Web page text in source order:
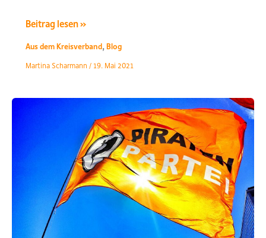
PIRATEN
EURE
HILFE!
Beitrag lesen »
Aus dem Kreisverband,Blog
Martina Scharmann/ 19. Mai 2021